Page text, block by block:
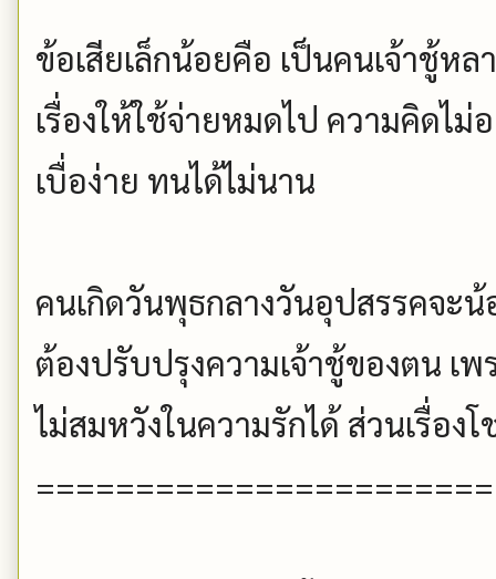
ข้อเสียเล็กน้อยคือ เป็นคนเจ้าชู้หล
เรื่องให้ใช้จ่ายหมดไป ความคิดไ
เบื่อง่าย ทนได้ไม่นาน
คนเกิดวันพุธกลางวันอุปสรรคจะ
ต้องปรับปรุงความเจ้าชู้ของตน เพ
ไม่สมหวังในความรักได้ ส่วนเรื่อง